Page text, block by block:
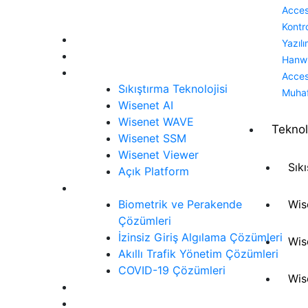
Sıkıştırma Teknolojisi
Wisenet AI
Wisenet WAVE
Wisenet SSM
Wisenet Viewer
Açık Platform
Biometrik ve Perakende
Çözümleri
İzinsiz Giriş Algılama Çözümleri
Akıllı Trafik Yönetim Çözümleri
COVID-19 Çözümleri